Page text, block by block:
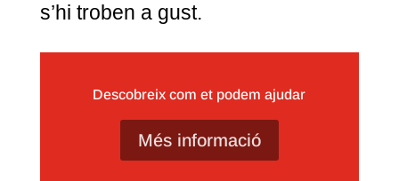
s’hi troben a gust.
Descobreix com et podem ajudar
Més informació